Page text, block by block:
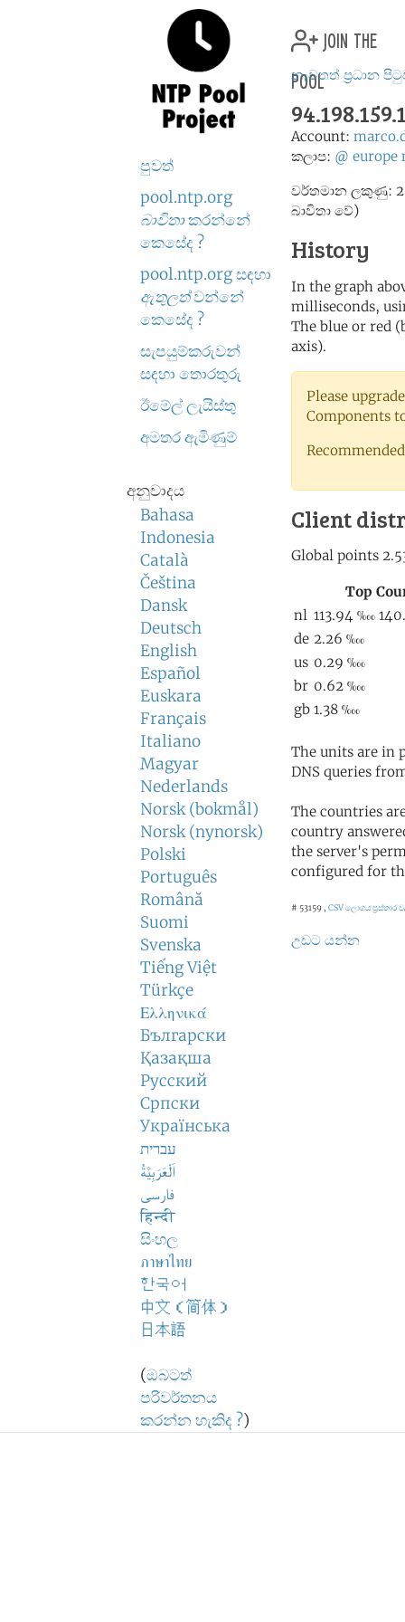
පුවත්
pool.ntp.org
බාවිතාකරන්නේ
කෙසේද ?
pool.ntp.org සඳහා
ඇතුලත්වන්නේ
කෙසේද ?
සැපයුම්කරුවන්
සඳහා තොරතුරු
ඊමේල් ලැයිස්තු
අමතර ඇමිණුම්
අනුවාදය
Bahasa
Indonesia
Català
Čeština
Dansk
Deutsch
English
Español
Euskara
Français
Italiano
Magyar
Nederlands
Norsk (bokmål)
Norsk (nynorsk)
Polski
Português
Română
Suomi
Svenska
Tiếng Việt
Türkçe
Ελληνικά
Български
Қазақша
Русский
Српски
Українська
עברית
اَلْعَرَبِيَّةُ
فارسی
हिन्दी
සිංහල
ภาษาไทย
한국어
中文（简体）
日本語
(ඔබටත්
පරිවර්තනය
කරන්න හැකිද ?)
join the
pool
නැවතත් ප්‍රධාන
Account:
කලාප: @ europe
වර්තමාන ලකුණු:
බාවිතා වේ)
History
In the graph
milliseconds,
The blue or red
axis).
Please
Components
Client
The units are in
DNS queries
The countries
country
the server's
configured for
# 53159 , CSV ලොගය
උඩට යන්න